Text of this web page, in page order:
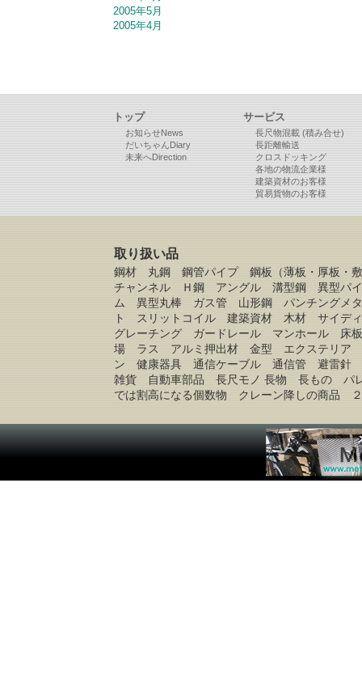
2005年5月
2005年4月
トップ
お知らせNews
だいちゃんDiary
未来へDirection
サービス
長尺物混載 (積み合せ)
長距離輸送
クロスドッキング
各地の物流企業様
建築資材のお客様
貿易貨物のお客様
取り扱い品
鋼材 丸鋼 鋼管パイプ 鋼板（薄板・厚板・
チャンネル Ｈ鋼 アングル 溝型鋼 異型パ
ム 異型丸棒 ガス管 山形鋼 パンチングメ
ト スリットコイル 建築資材 木材 サイ
グレーチング ガードレール マンホール
場 ラス アルミ押出材 金型 エクステリア
ン 健康器具 通信ケーブル 通信管 避雷針
雑貨 自動車部品 長尺モノ 長物 長もの パ
では割高になる個数物 クレーン降しの商品